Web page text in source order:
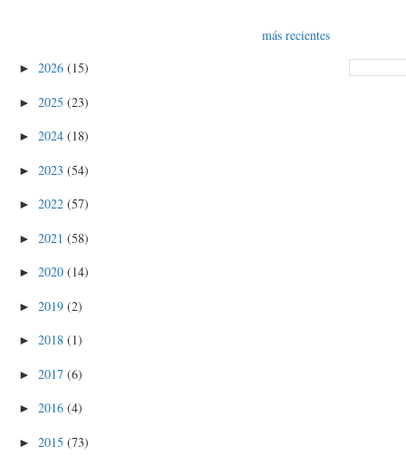
más recientes
► 2026 (15)
► 2025 (23)
► 2024 (18)
► 2023 (54)
► 2022 (57)
► 2021 (58)
► 2020 (14)
► 2019 (2)
► 2018 (1)
► 2017 (6)
► 2016 (4)
► 2015 (73)